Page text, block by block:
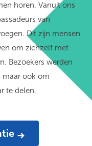
horen. Vanuit ons
van
Dit zijn mensen
om zichzelf met
Bezoekers werden
maar ook om
te delen.